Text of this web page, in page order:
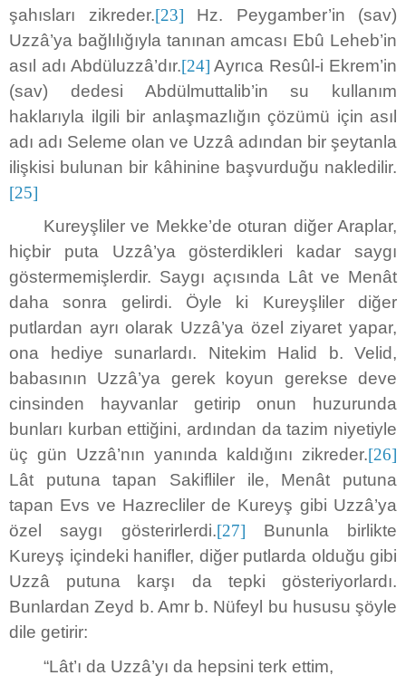
şahısları zikreder.[23] Hz. Peygamber’in (sav)
Uzzâ’ya bağlılığıyla tanınan amcası Ebû Leheb’in
asıl adı Abdüluzzâ’dır.[24] Ayrıca Resûl-i Ekrem’in
(sav) dedesi Abdülmuttalib’in su kullanım
haklarıyla ilgili bir anlaşmazlığın çözümü için asıl
adı adı Seleme olan ve Uzzâ adından bir şeytanla
ilişkisi bulunan bir kâhinine başvurduğu nakledilir.
[25]
Kureyşliler ve Mekke’de oturan diğer Araplar,
hiçbir puta Uzzâ’ya gösterdikleri kadar saygı
göstermemişlerdir. Saygı açısında Lât ve Menât
daha sonra gelirdi. Öyle ki Kureyşliler diğer
putlardan ayrı olarak Uzzâ’ya özel ziyaret yapar,
ona hediye sunarlardı. Nitekim Halid b. Velid,
babasının Uzzâ’ya gerek koyun gerekse deve
cinsinden hayvanlar getirip onun huzurunda
bunları kurban ettiğini, ardından da tazim niyetiyle
üç gün Uzzâ’nın yanında kaldığını zikreder.[26]
Lât putuna tapan Sakifliler ile, Menât putuna
tapan Evs ve Hazrecliler de Kureyş gibi Uzzâ’ya
özel saygı gösterirlerdi.[27] Bununla birlikte
Kureyş içindeki hanifler, diğer putlarda olduğu gibi
Uzzâ putuna karşı da tepki gösteriyorlardı.
Bunlardan Zeyd b. Amr b. Nüfeyl bu hususu şöyle
dile getirir:
“Lât’ı da Uzzâ’yı da hepsini terk ettim,